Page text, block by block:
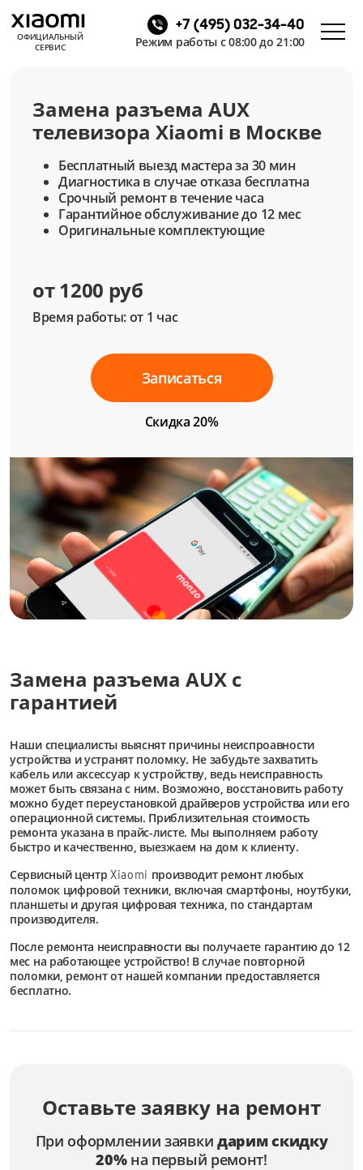
ОФИЦИАЛЬНЫЙ
СЕРВИС
+7 (495) 032-34-40
Режим работы с 08:00 до 21:00
Замена разъема AUX
телевизора Xiaomi в Москве
Бесплатный выезд мастера за 30 мин
Диагностика в случае отказа бесплатна
Срочный ремонт в течение часа
Гарантийное обслуживание до 12 мес
Оригинальные комплектующие
от 1200 руб
Время работы: от 1 час
Записаться
Скидка 20%
Замена разъема AUX с
гарантией
Наши специалисты выяснят причины неиспроавности
устройства и устранят поломку. Не забудьте захватить
кабель или аксессуар к устройству, ведь неисправность
может быть связана с ним. Возможно, восстановить работу
можно будет переустановкой драйверов устройства или его
операционной системы. Приблизительная стоимость
ремонта указана в прайс-листе. Мы выполняем работу
быстро и качественно, выезжаем на дом к клиенту.
Сервисный центрXiaomi производит ремонт любых
поломок цифровой техники, включая смартфоны, ноутбуки,
планшеты и другая цифровая техника, по стандартам
производителя.
После ремонта неисправности вы получаете гарантию до 12
мес на работающее устройство! В случае повторной
поломки, ремонт от нашей компании предоставляется
бесплатно.
Оставьте заявку на ремонт
При оформлении заявки дарим скидку
20%на первый ремонт!